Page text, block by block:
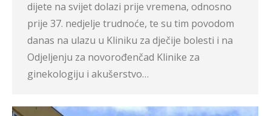
dijete na svijet dolazi prije vremena, odnosno
prije 37. nedjelje trudnoće, te su tim povodom
danas na ulazu u Kliniku za dječije bolesti i na
Odjeljenju za novorođenčad Klinike za
ginekologiju i akušerstvo…